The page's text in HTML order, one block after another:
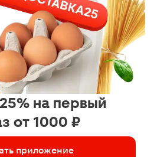
на первый
от 1000 ₽
приложение